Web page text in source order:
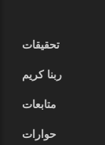
تحقيقات
ربنا كريم
متابعات
حوارات